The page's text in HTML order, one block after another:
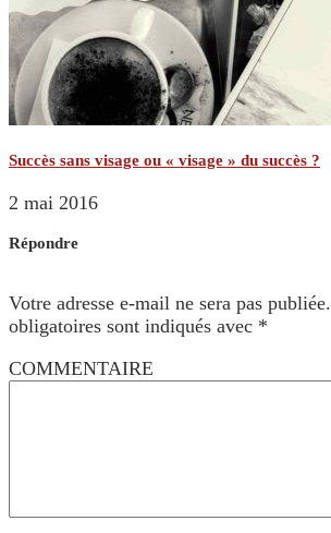
Succès sans visage ou « visage » du succès ?
2 mai 2016
Répondre
Votre adresse e-mail ne sera pas publiée.
obligatoires sont indiqués avec *
COMMENTAIRE